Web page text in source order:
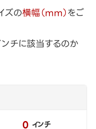
ズの横幅（mm）をご
チに該当するのか
0 インチ